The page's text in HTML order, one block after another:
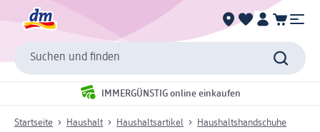
Suchen und finden
IMMERGÜNSTIG online einkaufen
Startseite Haushalt Haushaltsartikel Haushaltshandschuhe